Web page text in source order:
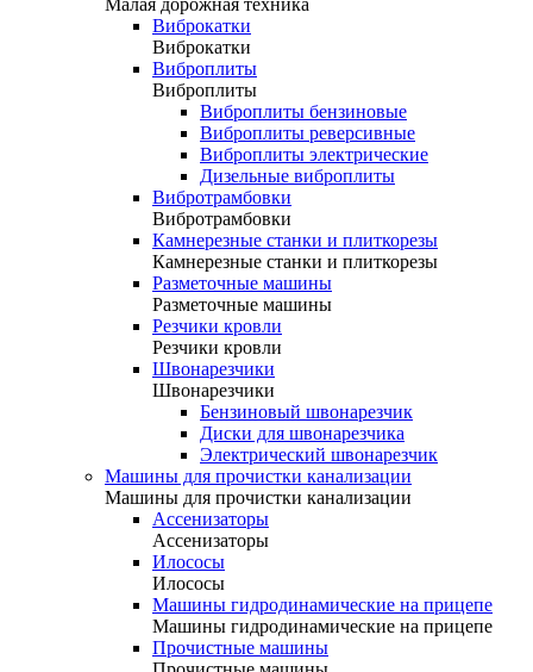
Малая дорожная техника
Виброкатки
Виброкатки
Виброплиты
Виброплиты
Виброплиты бензиновые
Виброплиты реверсивные
Виброплиты электрические
Дизельные виброплиты
Вибротрамбовки
Вибротрамбовки
Камнерезные станки и плиткорезы
Камнерезные станки и плиткорезы
Разметочные машины
Разметочные машины
Резчики кровли
Резчики кровли
Швонарезчики
Швонарезчики
Бензиновый швонарезчик
Диски для швонарезчика
Электрический швонарезчик
Машины для прочистки канализации
Машины для прочистки канализации
Ассенизаторы
Ассенизаторы
Илососы
Илососы
Машины гидродинамические на прицепе
Машины гидродинамические на прицепе
Прочистные машины